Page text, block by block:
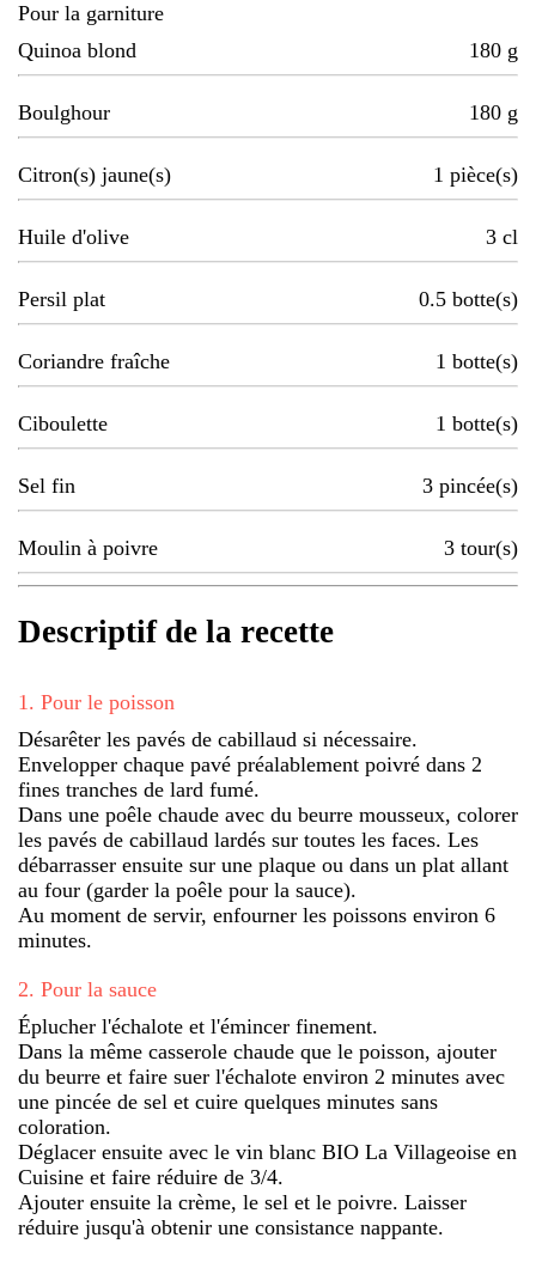
Pour la garniture
Quinoa blond
180 g
Boulghour 180 g
Citron(s) jaune(s) 1 pièce(s)
Huile d'olive 3 cl
Persil plat 0.5 botte(s)
Coriandre fraîche 1 botte(s)
Ciboulette 1 botte(s)
Sel fin 3 pincée(s)
Moulin à poivre 3 tour(s)
Descriptif de la recette
1 . Pour le poisson
Désarêter les pavés de cabillaud si nécessaire.
Envelopper chaque pavé préalablement poivré dans 2
fines tranches de lard fumé.
Dans une poêle chaude avec du beurre mousseux, colorer
les pavés de cabillaud lardés sur toutes les faces. Les
débarrasser ensuite sur une plaque ou dans un plat allant
au four (garder la poêle pour la sauce).
Au moment de servir, enfourner les poissons environ 6
minutes.
2. Pour la sauce
Éplucher l'échalote et l'émincer finement.
Dans la même casserole chaude que le poisson, ajouter
du beurre et faire suer l'échalote environ 2 minutes avec
une pincée de sel et cuire quelques minutes sans
coloration.
Déglacer ensuite avec le vin blanc BIO La Villageoise en
Cuisine et faire réduire de 3/4.
Ajouter ensuite la crème, le sel et le poivre. Laisser
réduire jusqu'à obtenir une consistance nappante.